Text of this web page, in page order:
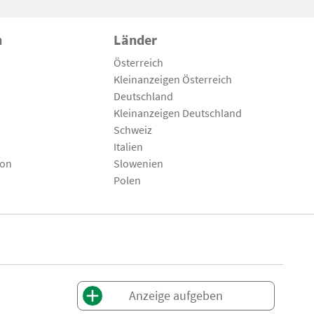
Länder
Österreich
Kleinanzeigen Österreich
Deutschland
Kleinanzeigen Deutschland
Schweiz
Italien
Slowenien
Polen
Anzeige aufgeben